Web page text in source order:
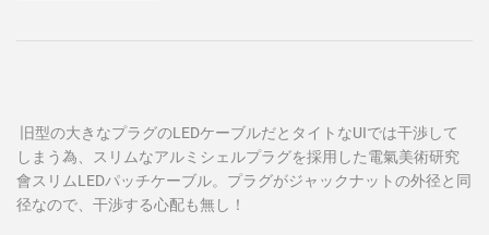
旧型の大きなプラグのLEDケーブルだとタイトなUIでは干渉して
しまう為、スリムなアルミシェルプラグを採用した電氣美術研究
會スリムLEDパッチケーブル。プラグがジャックナットの外径と同
径なので、干渉する心配も無し！